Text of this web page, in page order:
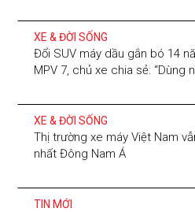
XE & ĐỜI SỐNG
Đổi SUV máy dầu gắn bó 14
MPV 7, chủ xe chia sẻ: “Dùng
XE & ĐỜI SỐNG
Thị trường xe máy Việt Nam
nhất Đông Nam Á
TIN MỚI